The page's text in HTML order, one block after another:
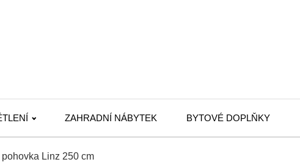
ZAHRADNÍ NÁBYTEK BYTOVÉ DOPLŇKY
Linz 250 cm